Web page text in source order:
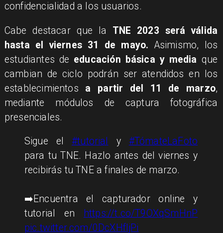
confidencialidad a los usuarios.
​Cabe destacar que la TNE 2023 será válida
hasta el viernes 31 de mayo. Asimismo, los
estudiantes de educación básica y media que
cambian de ciclo podrán ser atendidos en los
establecimientos a partir del 11 de marzo,
mediante módulos de captura fotográfica
presenciales.
Sigue el#tutorial y #TómateLaFoto
para tu TNE. Hazlo antes del viernes y
recibirás tu TNE a finales de marzo.
➡️Encuentra el capturador online y
tutorial en
https://t.co/T9OXqSmHnP
pic.twitter.com/0DcXHfljPi